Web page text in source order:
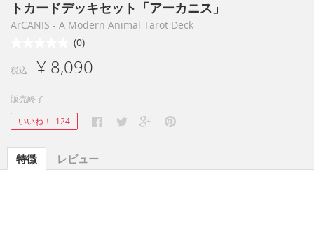
トカードデッキセット「アーカニス」
ArCANIS - A Modern Animal Tarot Deck
(0)
税込 ¥ 8,090
販売終了
いいね！
124
特徴 レビュー